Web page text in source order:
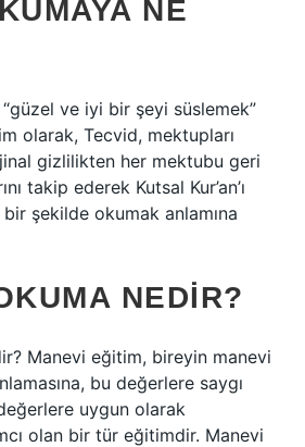
NE
“güzel ve iyi bir şeyi süslemek”
olarak, Tecvid, mektupları
gizlilikten her mektubu geri
takip ederek Kutsal Kur’an’ı
şekilde okumak anlamına
NEDIR?
Manevi eğitim, bireyin manevi
bu değerlere saygı
uygun olarak
olan bir tür eğitimdir. Manevi